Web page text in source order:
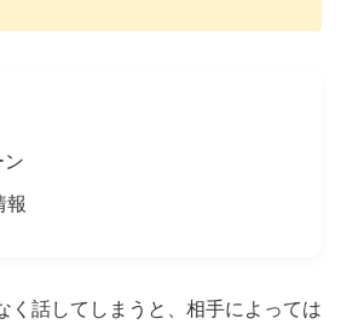
ン
報
く話してしまうと、相手によっては